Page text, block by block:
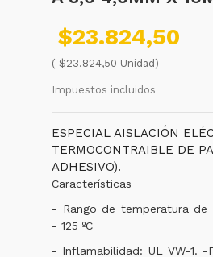
$23.824,50
( $23.824,50 Unidad)
Impuestos incluidos
ESPECIAL AISLACIÓN
TERMOCONTRAIBLE DE
ADHESIVO).
Características
- Rango de temperatura de
- 125 ºC
- Inflamabilidad: UL VW-1. -